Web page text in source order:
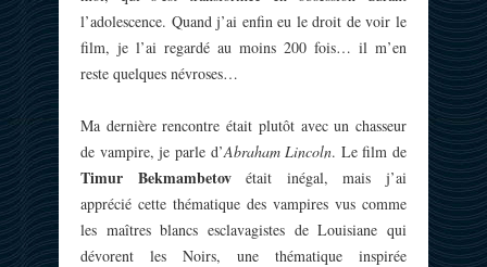
l’adolescence. Quand j’ai enfin eu le droit de voir le
film, je l’ai regardé au moins 200 fois… il m’en
reste quelques névroses…
Ma dernière rencontre était plutôt avec un chasseur
de vampire, je parle d’Abraham Lincoln. Le film de
Timur Bekmambetovétait inégal, mais j’ai
apprécié cette thématique des vampires vus comme
les maîtres blancs esclavagistes de Louisiane qui
dévorent les Noirs, une thématique inspirée